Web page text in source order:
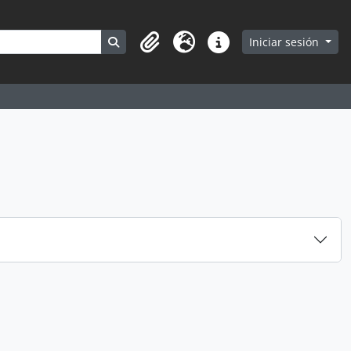
Search in browse page
Portapapeles
Idioma Enlaces rápidos
Iniciar sesión